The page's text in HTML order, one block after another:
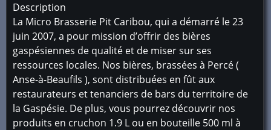
Description
La Micro Brasserie Pit Caribou, qui a démarré le 23
juin 2007, a pour mission d’offrir des bières
gaspésiennes de qualité et de miser sur ses
ressources locales. Nos bières, brassées à Percé (
Anse-à-Beaufils ), sont distribuées en fût aux
restaurateurs et tenanciers de bars du territoire de
la Gaspésie. De plus, vous pourrez découvrir nos
produits en cruchon 1.9 L ou en bouteille 500 ml à